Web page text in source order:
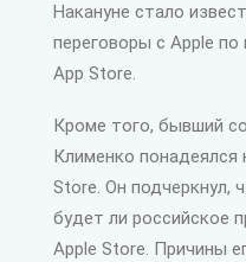
Накануне стало
переговоры с Apple
App Store.
Кроме того, бывший
Клименко понадеялся
Store. Он подчеркнул,
будет ли российское
Apple Store. Причины